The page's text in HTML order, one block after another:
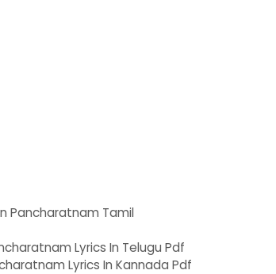
Pancharatnam Tamil
Lyrics In Telugu Pdf
Lyrics In Kannada Pdf